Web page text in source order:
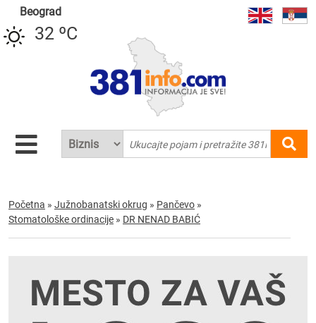
Beograd
32 ºC
Početna » Južnobanatski okrug » Pančevo »
Stomatološke ordinacije » DR NENAD BABIĆ